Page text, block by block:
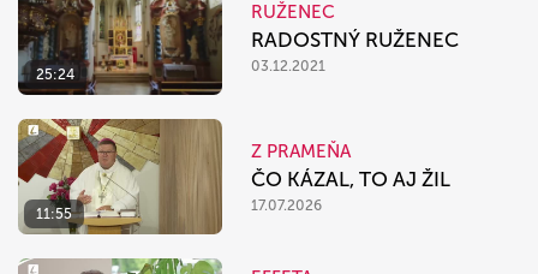
25:24
RUŽENEC
RADOSTNÝ RUŽENEC
03.12.2021
11:55
Z PRAMEŇA
ČO KÁZAL, TO AJ ŽIL
17.07.2026